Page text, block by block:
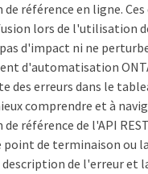
référence en ligne.
lors de l'utilisation
d'impact ni ne
d'automatisation
des erreurs dans le
comprendre et à
référence de l'API
de terminaison ou
description de l'erreur et